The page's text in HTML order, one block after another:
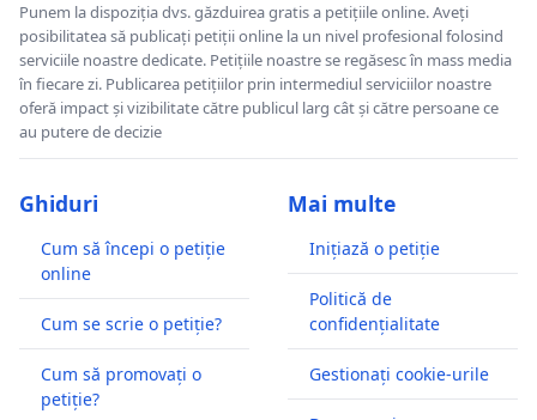
Punem la dispoziția dvs. găzduirea gratis a petițiile online. Aveți
posibilitatea să publicați petiții online la un nivel profesional folosind
serviciile noastre dedicate. Petițiile noastre se regăsesc în mass media
în fiecare zi. Publicarea petițiilor prin intermediul serviciilor noastre
oferă impact și vizibilitate către publicul larg cât și către persoane ce
au putere de decizie
Ghiduri
Cum să începi o petiție
online
Cum se scrie o petiție?
Cum să promovați o
petiție?
Mai multe
Inițiază o petiție
Politică de
confidențialitate
Gestionați cookie-urile